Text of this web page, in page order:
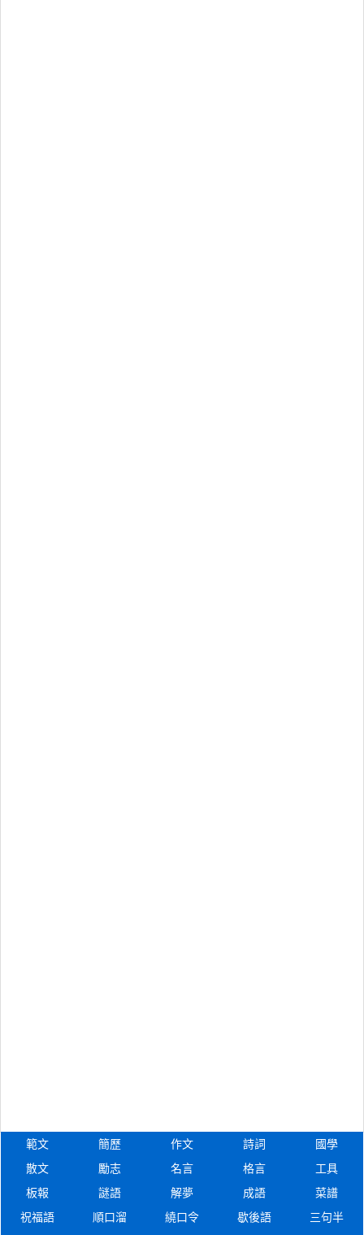
範文 簡歷 作文 詩詞
國學
散文
勵志 名言 格言
工具
板報
謎語 解夢 成語
菜譜
祝福語
順口溜 繞口令 歇後語 三句半